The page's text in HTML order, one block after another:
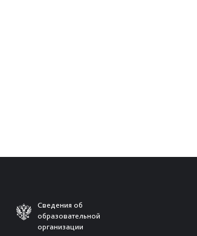
Сведения об
образовательной
организации